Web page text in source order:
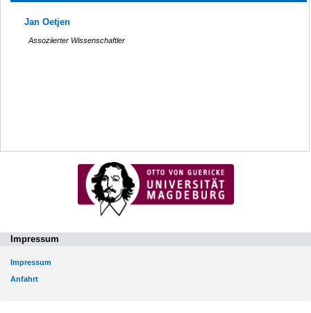
Jan Oetjen
Assoziierter Wissenschaftler
Impressum
Impressum
Anfahrt